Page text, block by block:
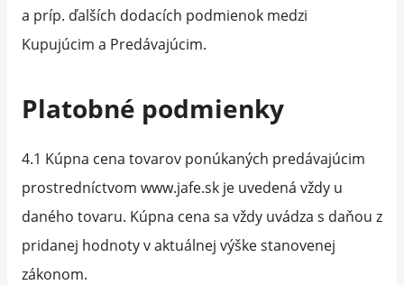
a príp. ďalších dodacích podmienok medzi
Kupujúcim a Predávajúcim.
Platobné podmienky
4.1 Kúpna cena tovarov ponúkaných predávajúcim
prostredníctvom www.jafe.sk je uvedená vždy u
daného tovaru. Kúpna cena sa vždy uvádza s daňou z
pridanej hodnoty v aktuálnej výške stanovenej
zákonom.